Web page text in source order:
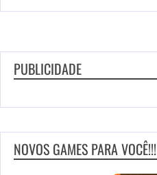
PUBLICIDADE
NOVOS GAMES PARA VOCÊ!!!